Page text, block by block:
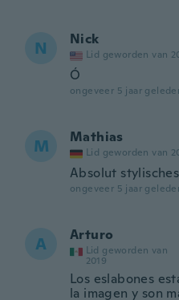
N Nick
Lid geworden van
Ó
ongeveer 5 jaar
M Mathias
Lid geworden van
Absolut
ongeveer 5 jaar
A Arturo
Lid geworden van
2019
Los eslabones
la imagen y son